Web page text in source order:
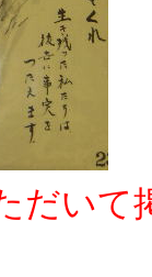
だいて